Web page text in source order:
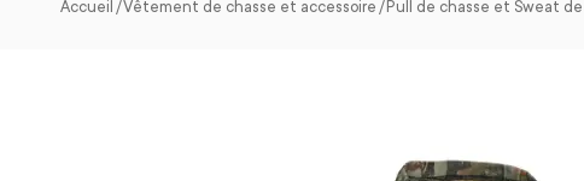
Accueil Vêtement de chasse et accessoire Pull de chasse et Sweat